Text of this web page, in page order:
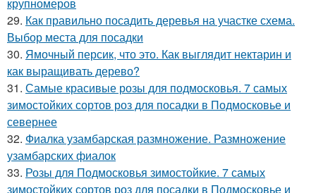
29. Как правильно посадить деревья на участке схема.
Выбор места для посадки
30. Ямочный персик, что это. Как выглядит нектарин и
как выращивать дерево?
31. Самые красивые розы для подмосковья. 7 самых
зимостойких сортов роз для посадки в Подмосковье и
севернее
32. Фиалка узамбарская размножение. Размножение
узамбарских фиалок
33. Розы для Подмосковья зимостойкие. 7 самых
зимостойких сортов роз для посадки в Подмосковье и